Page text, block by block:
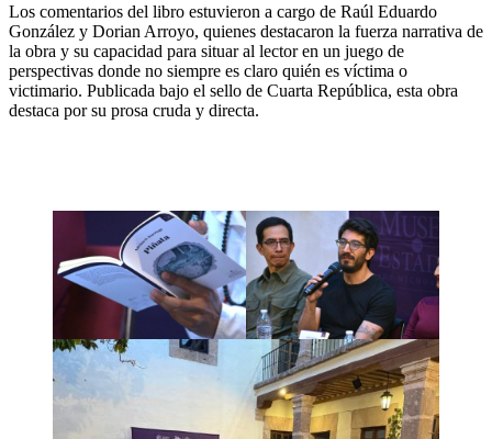
Los comentarios del libro estuvieron a cargo de Raúl Eduardo
González y Dorian Arroyo, quienes destacaron la fuerza narrativa de
la obra y su capacidad para situar al lector en un juego de
perspectivas donde no siempre es claro quién es víctima o
victimario. Publicada bajo el sello de Cuarta República, esta obra
destaca por su prosa cruda y directa.